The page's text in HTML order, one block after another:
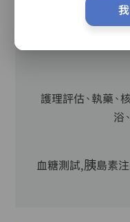
主管,助理員,護理
護理評估、執藥、
浴
血糖測試,胰島素